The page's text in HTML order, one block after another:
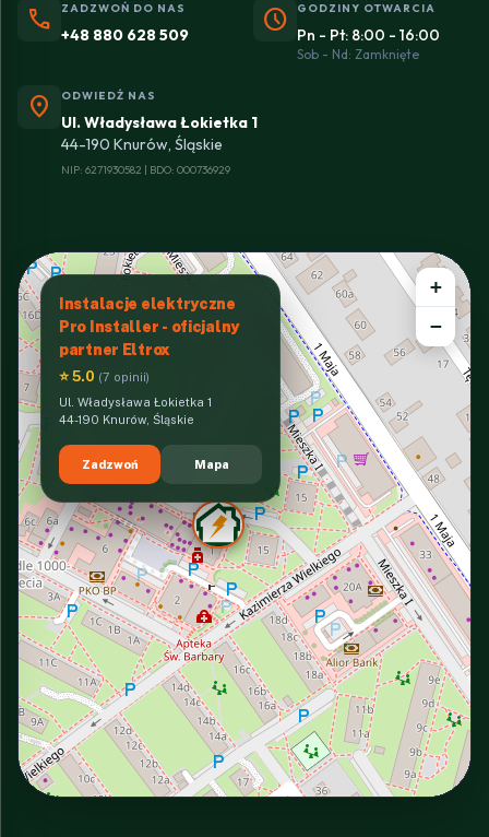
phone ZADZWOŃ DO NAS
+48 880 628 509 schedule GODZINY OTWARCIA
Pn - Pt: 8:00 - 16:00
Sob - Nd: Zamknięte
location_on ODWIEDŹ NAS
Ul. Władysława Łokietka 1
44-190 Knurów, Śląskie
NIP: 6271930582 | BDO: 000736929
Instalacje elektryczne
Pro Installer - oficjalny
partner Eltrox
⭐ 5.0 (7 opinii)
Ul. Władysława Łokietka 1
44-190 Knurów, Śląskie
Zadzwoń Mapa
+
−
INTERACTIVE VIEW